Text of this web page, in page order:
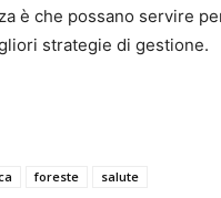
è che possano servire
strategie di gestione.
foreste salute